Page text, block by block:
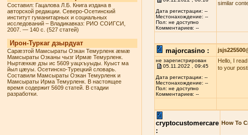
Составил: Гацалова Л.Б. Книга издана в
авторской редакции. Северо-Осетинский
институт гуманитарных и социальных
исследований – Владикавказ: РИО СОИГСИ,
2007. — 140 с. (527 статей)
Ирон-Туркаг дзырдуат
Сарæзтой Мамсыраты Озкан Темурленк æмæ
Мамсыраты Озканы чызг Ирмæ Темурленк.
Ныртæккæ дзы ис 5609 уацхъуыды. Куыст ма
йыл цæуы. Осетинско-Турецкий словарь.
Составили Мамсыраты Озкан Темурленк и
Мамсыраты Ирма Темурленк. В настоящее
время содержит 5609 статей. В стадии
разработки.
Дата регистрации: --
Местонахождение: --
Пол: не доступно
Комментариев: --
similar
majorcasino :
не зарегистрирован
05.11.2022 , 09:45
Дата регистрации: --
Местонахождение: --
Пол: не доступно
Комментариев: --
Hello, I
to your
cryptocustomercare
:
How To